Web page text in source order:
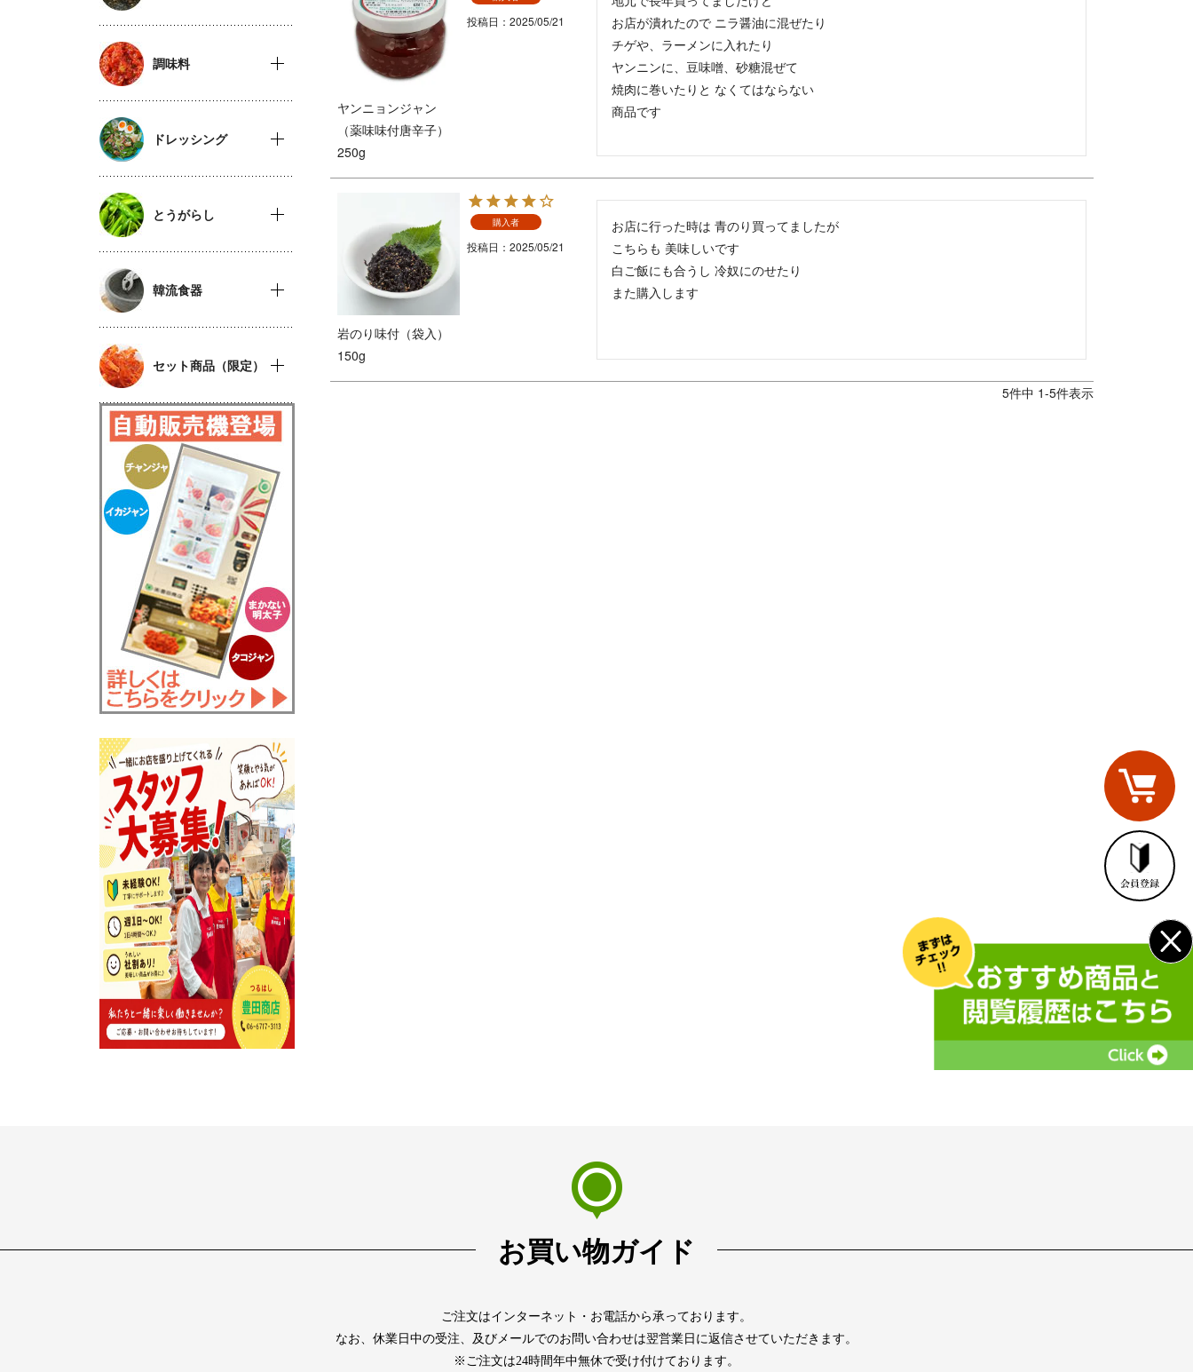
調味料
ドレッシング
とうがらし
韓流食器
セット商品（限定）
ヤンニョンジャン
（薬味味付唐辛子）
250g
投稿日 2025/05/21
お店が潰れたので ニラ醤油に混ぜたり
チゲや、ラーメンに入れたり
ヤンニンに、豆味噌、砂糖混ぜて
焼肉に巻いたりと なくてはならない
商品です
岩のり味付（袋入）
150g
購入者
投稿日 2025/05/21
お店に行った時は 青のり買ってましたが
こちらも 美味しいです
白ご飯にも合うし 冷奴にのせたり
また購入します
5件中 1-5件表示
お買い物ガイド
ご注文はインターネット・お電話から承っております。
なお、休業日中の受注、及びメールでのお問い合わせは翌営業日に返信させていただきます。
※ご注文は24時間年中無休で受け付けております。